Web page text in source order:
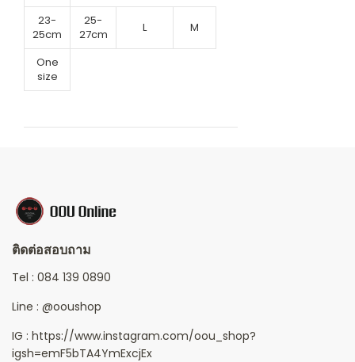
23-
25cm
25-
27cm
L M
One
size
ติดต่อสอบถาม
Tel : 084 139 0890
Line : @ooushop
IG : https://www.instagram.com/oou_shop?
igsh=emF5bTA4YmExcjEx